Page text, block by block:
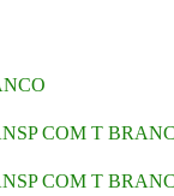
COM T
COM T